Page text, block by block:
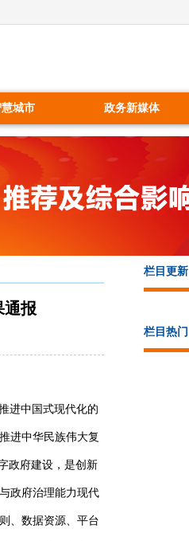
城市 政务新媒体
通报
进中国式现代化的
进中华民族伟大复
政府建设，是创新
政府治理能力现代
、数据资源、平台
栏目更新
栏目热门